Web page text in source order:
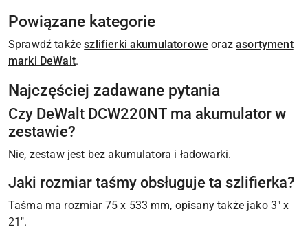
Powiązane kategorie
Sprawdź takżeszlifierki akumulatorowe orazasortyment
marki DeWalt.
Najczęściej zadawane pytania
Czy DeWalt DCW220NT ma akumulator w
zestawie?
Nie, zestaw jest bez akumulatora i ładowarki.
Jaki rozmiar taśmy obsługuje ta szlifierka?
Taśma ma rozmiar 75 x 533 mm, opisany także jako 3" x
21".